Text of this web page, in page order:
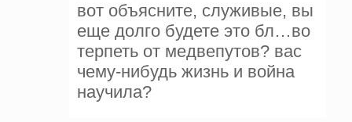
вот объясните, служивые, вы
еще долго будете это бл…во
терпеть от медвепутов? вас
чему-нибудь жизнь и война
научила?